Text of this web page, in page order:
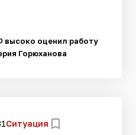
высоко оценил работу
Горюханова
Ситуация